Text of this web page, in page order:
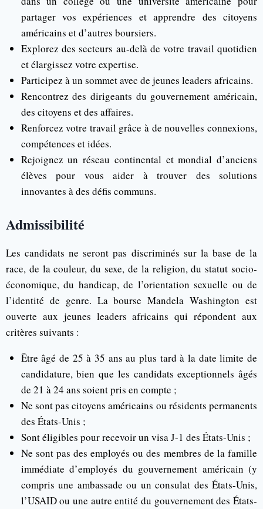
partager vos expériences et apprendre des citoyens
américains et d’autres boursiers.
Explorez des secteurs au-delà de votre travail quotidien
et élargissez votre expertise.
Participez à un sommet avec de jeunes leaders africains.
Rencontrez des dirigeants du gouvernement américain,
des citoyens et des affaires.
Renforcez votre travail grâce à de nouvelles connexions,
compétences et idées.
Rejoignez un réseau continental et mondial d’anciens
élèves pour vous aider à trouver des solutions
innovantes à des défis communs.
Admissibilité
Les candidats ne seront pas discriminés sur la base de la
race, de la couleur, du sexe, de la religion, du statut socio-
économique, du handicap, de l’orientation sexuelle ou de
l’identité de genre. La bourse Mandela Washington est
ouverte aux jeunes leaders africains qui répondent aux
critères suivants :
Être âgé de 25 à 35 ans au plus tard à la date limite de
candidature, bien que les candidats exceptionnels âgés
de 21 à 24 ans soient pris en compte ;
Ne sont pas citoyens américains ou résidents permanents
des États-Unis ;
Sont éligibles pour recevoir un visa J-1 des États-Unis ;
Ne sont pas des employés ou des membres de la famille
immédiate d’employés du gouvernement américain (y
compris une ambassade ou un consulat des États-Unis,
l’USAID ou une autre entité du gouvernement des États-